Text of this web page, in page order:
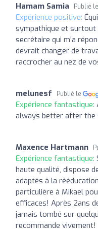
Hamam Samia Publié le
Expérience positive:
sympathique et
secrétaire qui m'a
devrait changer de
raccrocher au nez de
melunesf Publié le
Expérience fantastique:
always better after the
Maxence Hartmann
Expérience fantastique:
haute qualité, dispose
adaptés à la
particulière à Mikael
efficaces! Après 2ans
jamais tombé sur
recommande vivement!